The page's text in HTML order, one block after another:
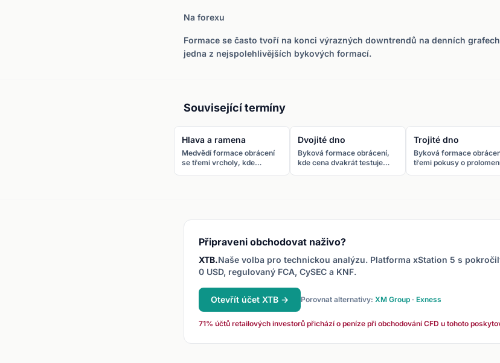
Na forexu
Formace se často tvoří na konci výrazných downtrendů na denních grafech.
jedna z nejspolehlivějších bykových formací.
Související termíny
Hlava a ramena
Medvědí formace obrácení
se třemi vrcholy, kde
Dvojité dno
Byková formace obrácení,
kde cena dvakrát testuje
Trojité dno
Byková formace
třemi pokusy o
Připraveni obchodovat naživo?
XTB.Naše volba pro technickou analýzu. Platforma xStation 5 s
0 USD, regulovaný FCA, CySEC a KNF.
Otevřít účet XTB → Porovnat alternativy: XM Group · Exness
71% účtů retailových investorů přichází o peníze při obchodování CFD u tohoto